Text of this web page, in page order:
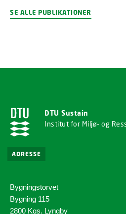
SE ALLE PUBLIKATIONER
DTU Sustain
Institut for Miljø- og
ADRESSE
Bygningstorvet
Bygning 115
2800 Kgs. Lyngby